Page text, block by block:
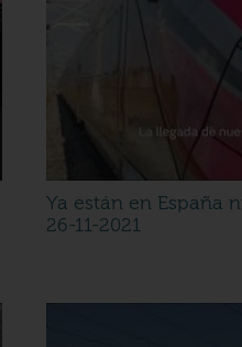
Ya están en España
26-11-2021